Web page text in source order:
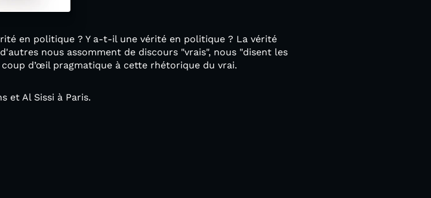
en politique ? Y a-t-il une vérité en politique ? La vérité
nous assomment de discours "vrais", nous "disent les
d’œil pragmatique à cette rhétorique du vrai.
et Al Sissi à Paris.